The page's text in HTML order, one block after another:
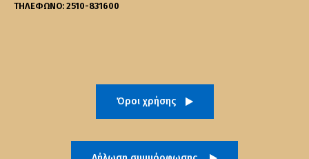
ΤΗΛΕΦΩΝΟ: 2510-831600
Όροι χρήσης